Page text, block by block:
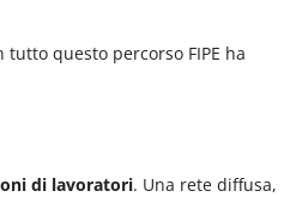
tutto questo percorso FIPE ha
di lavoratori. Una rete diffusa,